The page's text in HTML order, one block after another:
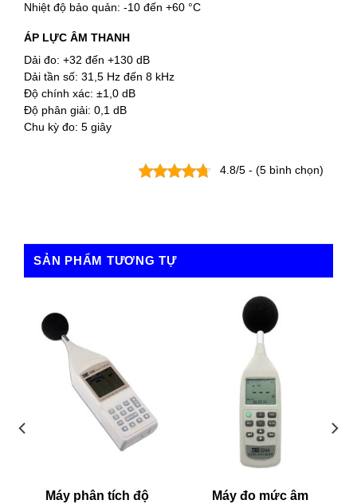
Nhiệt độ bảo quản: -10 đến +60 °C
ÁP LỰC ÂM THANH
Dải đo: +32 đến +130 dB
Dải tần số: 31,5 Hz đến 8 kHz
Độ chính xác: ±1,0 dB
Độ phân giải: 0,1 dB
Chu kỳ đo: 5 giây
4.8/5 - (5 bình chọn)
SẢN PHẨM TƯƠNG TỰ
Máy phân tích độ
Máy đo mức âm